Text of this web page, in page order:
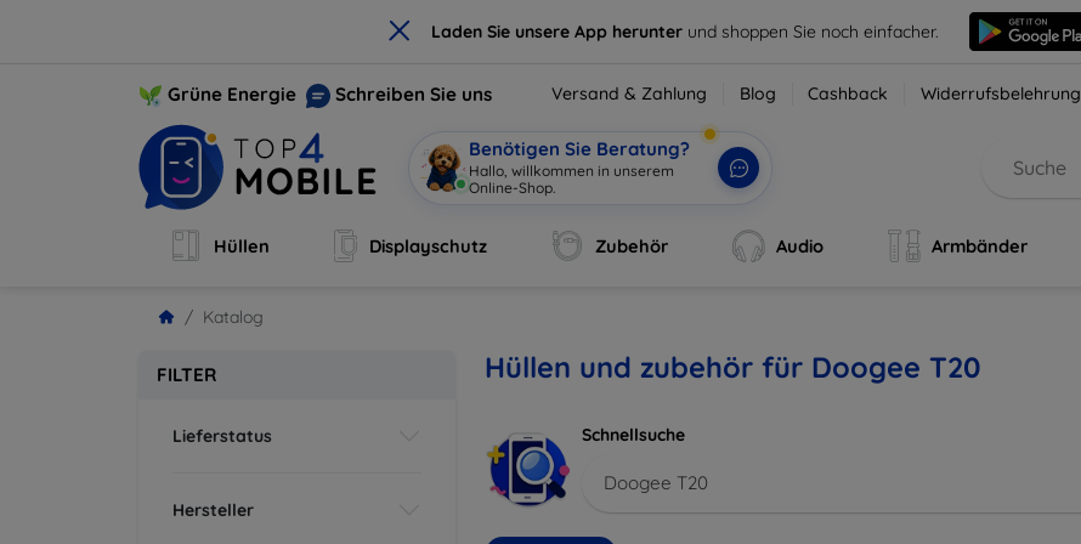
× Laden Sie unsere App herunter und shoppen Sie noch einfacher.
Grüne Energie Schreiben Sie uns Versand & Zahlung Blog Cashback Widerrufsbelehrung
Benötigen Sie Beratung?
Hallo, willkommen in unserem
Online-Shop.
Hüllen Displayschutz Zubehör Audio Armbänder
Katalog
FILTER
Lieferstatus
Hersteller
Hüllen und zubehör für Doogee T20
Schnellsuche
Doogee T20